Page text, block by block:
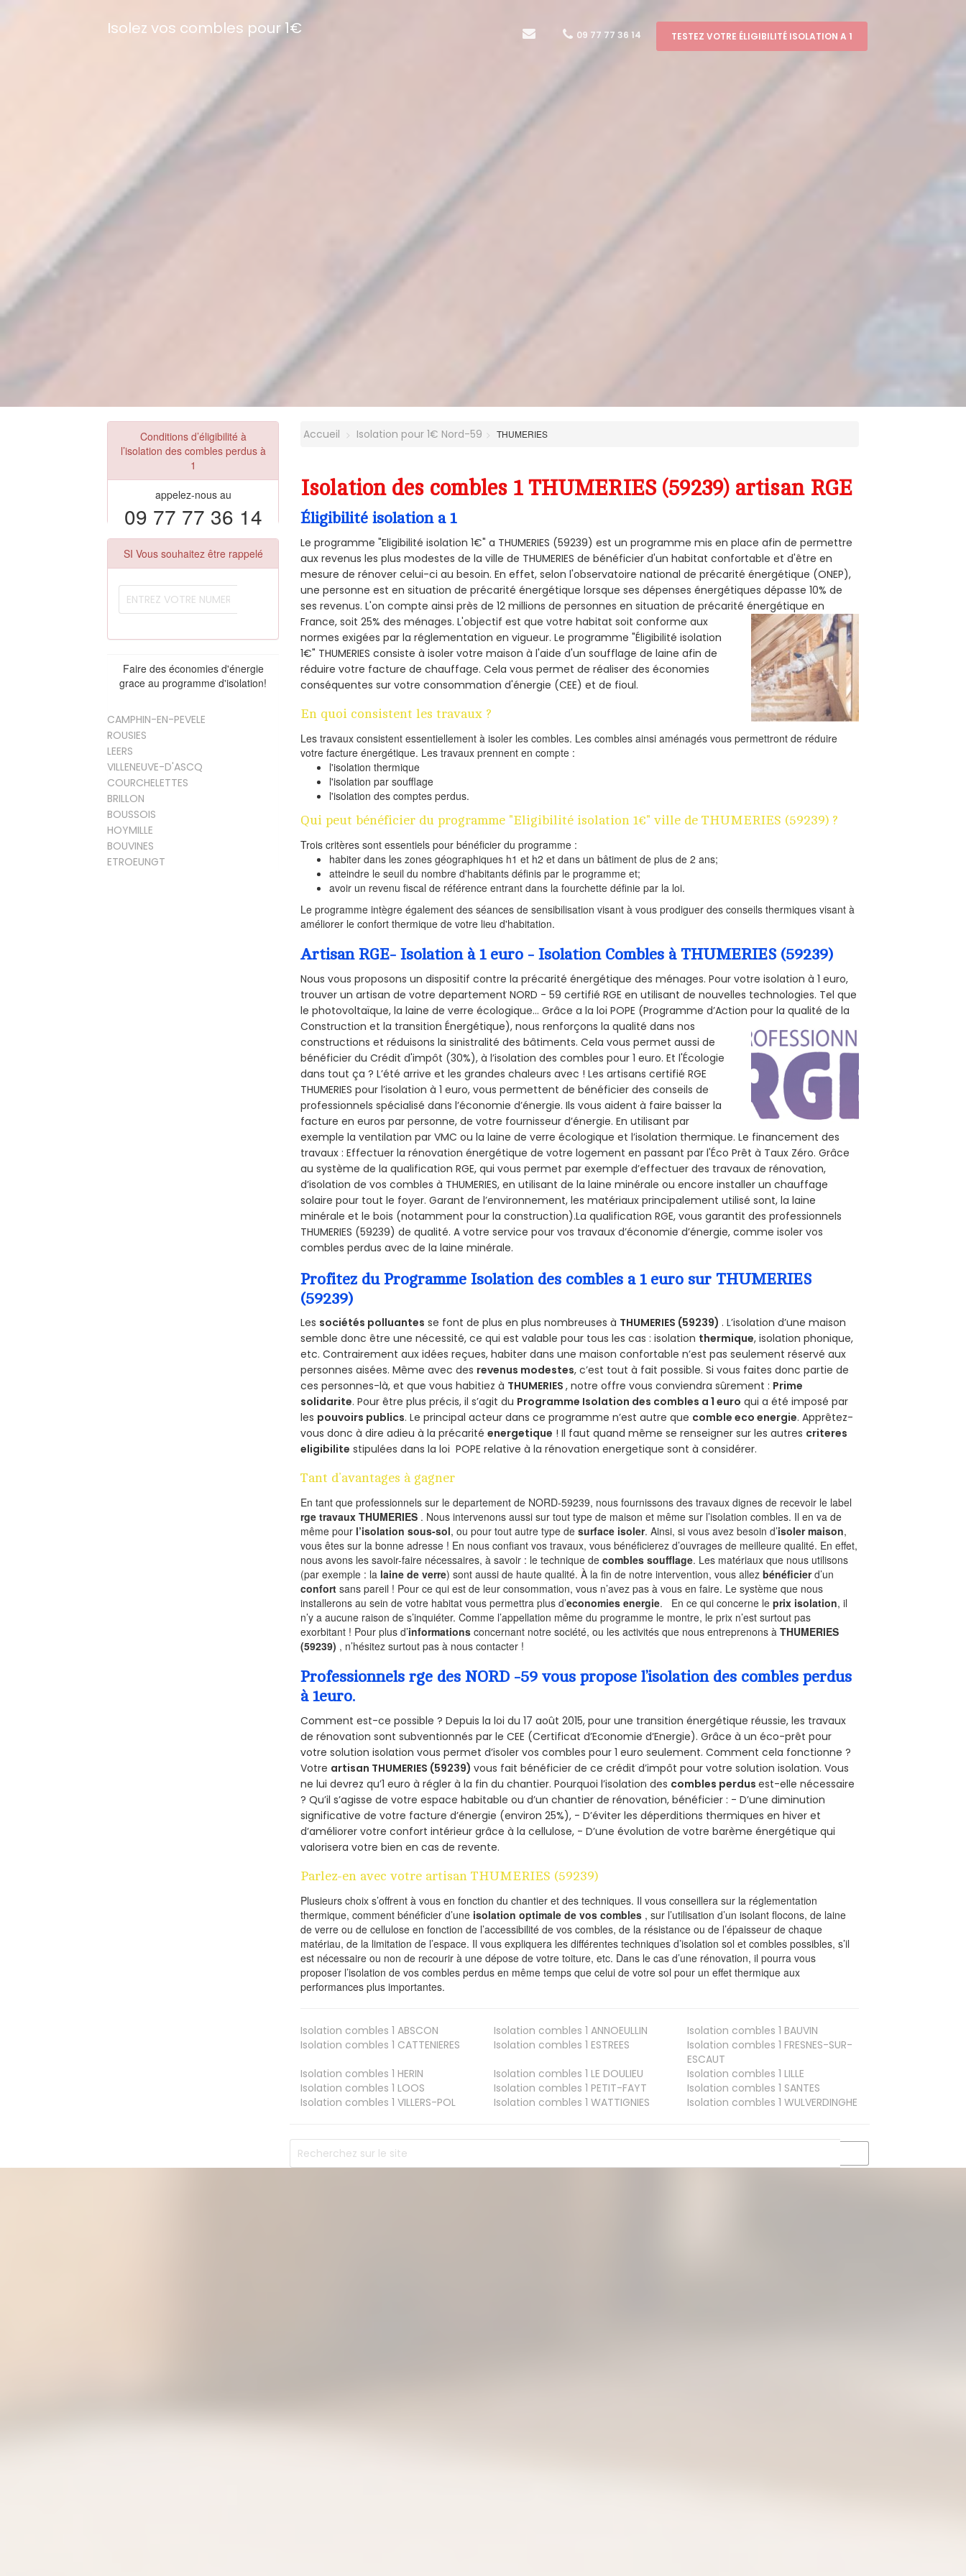
Isolez vos combles pour 1€ 09 77 77 36 14 TESTEZ VOTRE ÉLIGIBILITÉ ISOLATION A 1
Conditions d’éligibilité à
l’isolation des combles perdus à
1
appelez-nous au
09 77 77 36 14
SI Vous souhaitez être rappelé
Faire des économies d'énergie
grace au programme d'isolation!
CAMPHIN-EN-PEVELE
ROUSIES
LEERS
VILLENEUVE-D'ASCQ
COURCHELETTES
BRILLON
BOUSSOIS
HOYMILLE
BOUVINES
ETROEUNGT
Accueil Isolation pour 1€ Nord-59 THUMERIES
Isolation des combles 1 THUMERIES (59239) artisan RGE
Éligibilité isolation a 1
Le programme "Eligibilité isolation 1€" a THUMERIES (59239) est un programme mis en place afin de permettre
aux revenus les plus modestes de la ville de THUMERIES de bénéficier d'un habitat confortable et d'être en
mesure de rénover celui-ci au besoin. En effet, selon l'observatoire national de précarité énergétique (ONEP),
une personne est en situation de précarité énergétique lorsque ses dépenses énergétiques dépasse 10% de
ses revenus. L'on compte ainsi près de 12 millions de personnes en situation de précarité énergétique en
France, soit 25% des ménages.L'objectif est que votre habitat soit conforme aux
normes exigées par la réglementation en vigueur. Le programme "Éligibilité isolation
1€" THUMERIES consiste à isoler votre maison à l'aide d'un soufflage de laine afin de
réduire votre facture de chauffage. Cela vous permet de réaliser des économies
conséquentes sur votre consommation d'énergie (CEE) et de fioul.
En quoi consistent les travaux ?
Les travaux consistent essentiellement à isoler les combles. Les combles ainsi aménagés vous permettront de réduire
votre facture énergétique. Les travaux prennent en compte :
l'isolation thermique
l'isolation par soufflage
l'isolation des comptes perdus.
Qui peut bénéficier du programme "Eligibilité isolation 1€" ville de THUMERIES (59239) ?
Trois critères sont essentiels pour bénéficier du programme :
habiter dans les zones géographiques h1 et h2 et dans un bâtiment de plus de 2 ans;
atteindre le seuil du nombre d'habitants définis par le programme et;
avoir un revenu fiscal de référence entrant dans la fourchette définie par la loi.
Le programme intègre également des séances de sensibilisation visant à vous prodiguer des conseils thermiques visant à
améliorer le confort thermique de votre lieu d'habitation.
Artisan RGE- Isolation à 1 euro - Isolation Combles à THUMERIES (59239)
Nous vous proposons un dispositif contre la précarité énergétique des ménages. Pour votre isolation à 1 euro,
trouver un artisan de votre departement NORD - 59 certifié RGE en utilisant de nouvelles technologies. Tel que
le photovoltaïque, la laine de verre écologique... Grâce a la loi POPE (Programme d’Action pour la qualité de la
Construction et la transition Énergétique), nous renforçons la qualité dans nos
constructions et réduisons la sinistralité des bâtiments. Cela vous permet aussi de
bénéficier du Crédit d'impôt (30%), à l’isolation des combles pour 1 euro. Et l'Écologie
dans tout ça ? L’été arrive et les grandes chaleurs avec ! Les artisans certifié RGE
THUMERIES pour l’isolation à 1 euro, vous permettent de bénéficier des conseils de
professionnels spécialisé dans l’économie d’énergie. Ils vous aident à faire baisser la
facture en euros par personne, de votre fournisseur d’énergie. En utilisant par
exemple la ventilation par VMC ou la laine de verre écologique et l’isolation thermique. Le financement des
travaux : Effectuer la rénovation énergétique de votre logement en passant par l'Éco Prêt à Taux Zéro. Grâce
au système de la qualification RGE, qui vous permet par exemple d’effectuer des travaux de rénovation,
d’isolation de vos combles à THUMERIES, en utilisant de la laine minérale ou encore installer un chauffage
solaire pour tout le foyer. Garant de l’environnement, les matériaux principalement utilisé sont, la laine
minérale et le bois (notamment pour la construction).La qualification RGE, vous garantit des professionnels
THUMERIES (59239) de qualité. A votre service pour vos travaux d’économie d’énergie, comme isoler vos
combles perdus avec de la laine minérale.
Profitez du Programme Isolation des combles a 1 euro sur THUMERIES
(59239)
Les sociétés polluantes se font de plus en plus nombreuses à THUMERIES (59239) . L’isolation d’une maison
semble donc être une nécessité, ce qui est valable pour tous les cas : isolation thermique, isolation phonique,
etc. Contrairement aux idées reçues, habiter dans une maison confortable n’est pas seulement réservé aux
personnes aisées. Même avec des revenus modestes, c’est tout à fait possible. Si vous faites donc partie de
ces personnes-là, et que vous habitiez à THUMERIES, notre offre vous conviendra sûrement : Prime
solidarite. Pour être plus précis, il s’agit du Programme Isolation des combles a 1 euro qui a été imposé par
les pouvoirs publics. Le principal acteur dans ce programme n’est autre que comble eco energie. Apprêtez-
vous donc à dire adieu à la précaritéenergetique ! Il faut quand même se renseigner sur les autres criteres
eligibilite stipulées dans la loi POPE relative à la rénovation energetique sont à considérer.
Tant d’avantages à gagner
En tant que professionnels sur le departement de NORD-59239, nous fournissons des travaux dignes de recevoir le label
rge travaux THUMERIES . Nous intervenons aussi sur tout type de maison et même sur l’isolation combles. Il en va de
même pour l’isolation sous-sol, ou pour tout autre type desurface isoler. Ainsi, si vous avez besoin d’isoler maison,
vous êtes sur la bonne adresse ! En nous confiant vos travaux, vous bénéficierez d’ouvrages de meilleure qualité. En effet,
nous avons les savoir-faire nécessaires, à savoir : le technique decombles soufflage. Les matériaux que nous utilisons
(par exemple : la laine de verre) sont aussi de haute qualité. À la fin de notre intervention, vous allezbénéficierd’un
confort sans pareil ! Pour ce qui est de leur consommation, vous n’avez pas à vous en faire. Le système que nous
installerons au sein de votre habitat vous permettra plus d’economies energie. En ce qui concerne leprix isolation, il
n’y a aucune raison de s’inquiéter. Comme l’appellation même du programme le montre, le prix n’est surtout pas
exorbitant ! Pour plus d’informations concernant notre société, ou les activités que nous entreprenons àTHUMERIES
(59239) , n’hésitez surtout pas à nous contacter !
Professionnels rge des NORD -59 vous propose l’isolation des combles perdus
à 1euro.
Comment est-ce possible ? Depuis la loi du 17 août 2015, pour une transition énergétique réussie, les travaux
de rénovation sont subventionnés par le CEE (Certificat d’Economie d’Energie). Grâce à un éco-prêt pour
votre solution isolation vous permet d’isoler vos combles pour 1 euro seulement. Comment cela fonctionne ?
Votre artisan THUMERIES (59239)vous fait bénéficier de ce crédit d’impôt pour votre solution isolation. Vous
ne lui devrez qu’1 euro à régler à la fin du chantier. Pourquoi l’isolation des combles perdusest-elle nécessaire
? Qu’il s’agisse de votre espace habitable ou d’un chantier de rénovation, bénéficier : - D’une diminution
significative de votre facture d’énergie (environ 25%), - D’éviter les déperditions thermiques en hiver et
d’améliorer votre confort intérieur grâce à la cellulose, - D’une évolution de votre barème énergétique qui
valorisera votre bien en cas de revente.
Parlez-en avec votre artisan THUMERIES (59239)
Plusieurs choix s’offrent à vous en fonction du chantier et des techniques. Il vous conseillera sur la réglementation
thermique, comment bénéficier d’une isolation optimale de vos combles , sur l’utilisation d’un isolant flocons, de laine
de verre ou de cellulose en fonction de l’accessibilité de vos combles, de la résistance ou de l’épaisseur de chaque
matériau, de la limitation de l’espace. Il vous expliquera les différentes techniques d’isolation sol et combles possibles, s’il
est nécessaire ou non de recourir à une dépose de votre toiture, etc. Dans le cas d’une rénovation, il pourra vous
proposer l’isolation de vos combles perdus en même temps que celui de votre sol pour un effet thermique aux
performances plus importantes.
Isolation combles 1 ABSCON Isolation combles 1 ANNOEULLIN Isolation combles 1 BAUVIN
Isolation combles 1 CATTENIERES Isolation combles 1 ESTREES Isolation combles 1 FRESNES-SUR-
ESCAUT
Isolation combles 1 HERIN Isolation combles 1 LE DOULIEU Isolation combles 1 LILLE
Isolation combles 1 LOOS Isolation combles 1 PETIT-FAYT Isolation combles 1 SANTES
Isolation combles 1 VILLERS-POL Isolation combles 1 WATTIGNIES Isolation combles 1 WULVERDINGHE